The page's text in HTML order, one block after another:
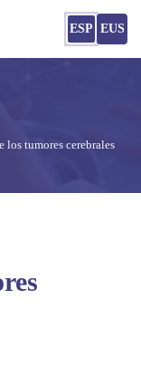
ESP EUS
los tumores cerebrales